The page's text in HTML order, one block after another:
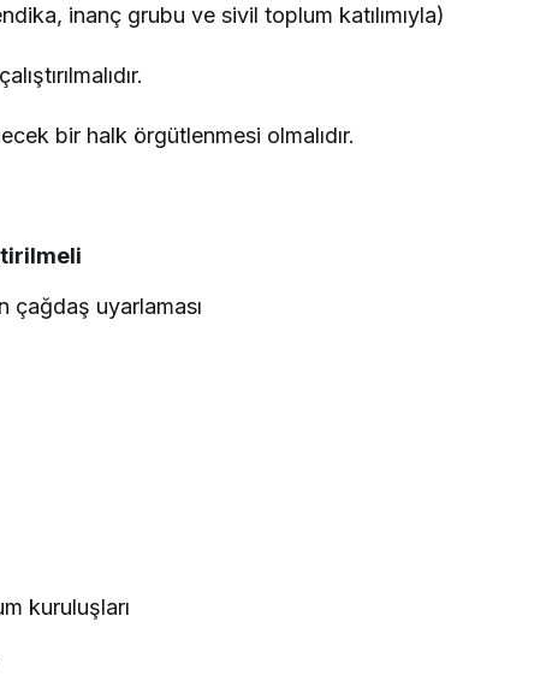
inanç grubu ve sivil toplum katılımıyla)
bir halk örgütlenmesi olmalıdır.
çağdaş uyarlaması
kuruluşları